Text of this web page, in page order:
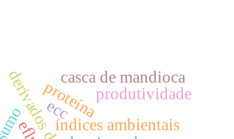
índices ambientais
proteína
casca de mandioca
produtividade
ecc